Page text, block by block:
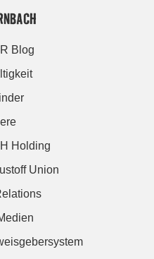
Blog
Holding
Union